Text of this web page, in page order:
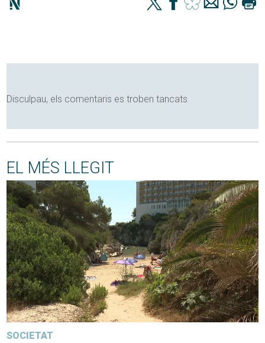
Disculpau, els comentaris es troben tancats
EL MÉS LLEGIT
SOCIETAT